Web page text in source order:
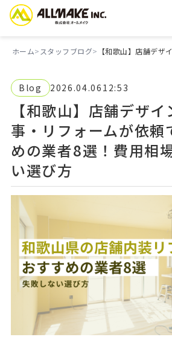
ホーム スタッフブログ 【和歌山】店舗デ
Blog 2026.04.06 12:53
【和歌山】店舗デザ
事・リフォームが依頼
めの業者8選！費用相
い選び方